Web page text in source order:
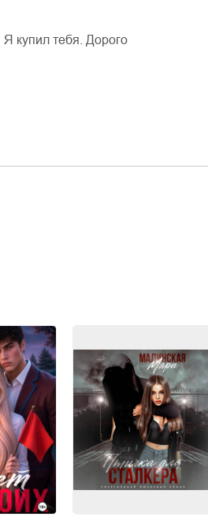
Я купил тебя. Дорого